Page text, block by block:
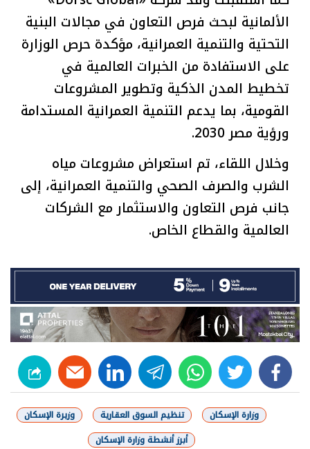
الألمانية لبحث فرص التعاون في مجالات البنية
التحتية والتنمية العمرانية، مؤكدة حرص الوزارة
على الاستفادة من الخبرات العالمية في
تخطيط المدن الذكية وتطوير المشروعات
القومية، بما يدعم التنمية العمرانية المستدامة
ورؤية مصر 2030.
وخلال اللقاء، تم استعراض مشروعات مياه
الشرب والصرف الصحي والتنمية العمرانية، إلى
جانب فرص التعاون والاستثمار مع الشركات
العالمية والقطاع الخاص.
facebook
twitter
whats
telegram
linkedin
وزارة الإسكان تنظيم السوق العقارية
وزيرة الإسكان
أبرز أنشطة وزارة الإسكان